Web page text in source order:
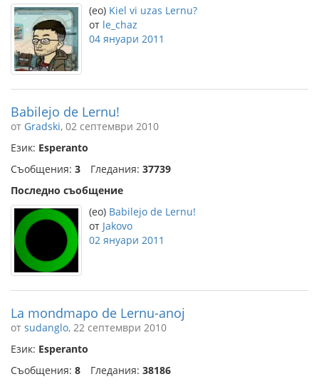
(eo) Kiel vi uzas Lernu?
от le_chaz
04 януари 2011
Babilejo de Lernu!
от Gradski, 02 септември 2010
Език: Esperanto
Съобщения: 3 Гледания: 37739
Последно съобщение
(eo) Babilejo de Lernu!
от Jakovo
02 януари 2011
La mondmapo de Lernu-anoj
от sudanglo, 22 септември 2010
Език: Esperanto
Съобщения: 8 Гледания: 38186